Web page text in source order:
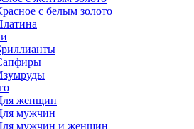
с белым золото
женщин
мужчин
мужчин и женщин